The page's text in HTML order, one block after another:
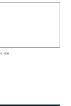
0 / 500